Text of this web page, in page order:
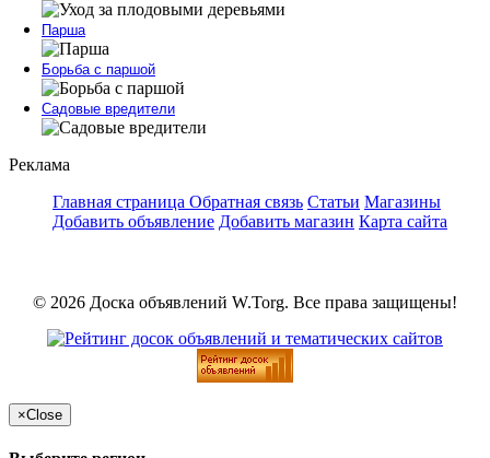
Парша
Борьба с паршой
Садовые вредители
Реклама
Главная страница Обратная связь Статьи Магазины
Добавить объявление Добавить магазин Карта сайта
© 2026 Доска объявлений W.Torg. Все права защищены!
×Close